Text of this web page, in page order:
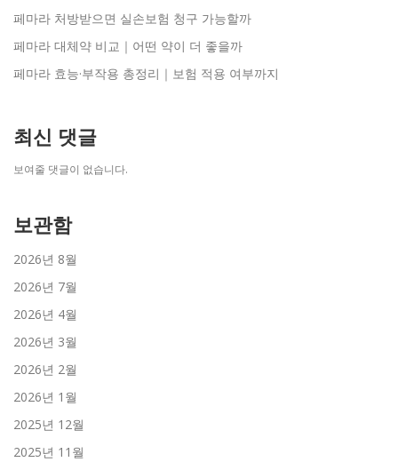
페마라 처방받으면 실손보험 청구 가능할까
페마라 대체약 비교｜어떤 약이 더 좋을까
페마라 효능·부작용 총정리｜보험 적용 여부까지
최신 댓글
보여줄 댓글이 없습니다.
보관함
2026년 8월
2026년 7월
2026년 4월
2026년 3월
2026년 2월
2026년 1월
2025년 12월
2025년 11월